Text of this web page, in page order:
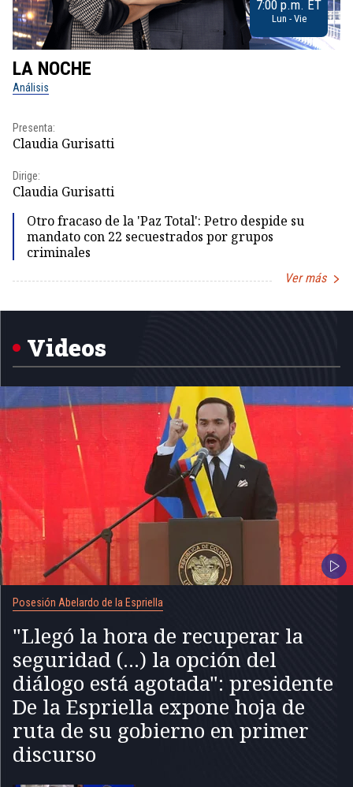
7:00 p.m. ET
Lun - Vie
LA NOCHE
Análisis
Presenta:
Claudia Gurisatti
Dirige:
Claudia Gurisatti
Otro fracaso de la 'Paz Total': Petro despide su
mandato con 22 secuestrados por grupos
criminales
Ver más
1
Videos
Posesión Abelardo de la Espriella
"Llegó la hora de recuperar la
seguridad (...) la opción del
diálogo está agotada": presidente
De la Espriella expone hoja de
ruta de su gobierno en primer
discurso